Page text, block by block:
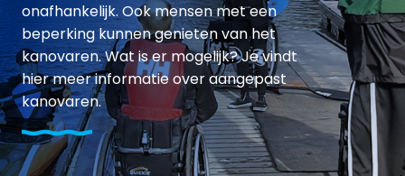
onafhankelijk. Ook mensen met een
beperking kunnen genieten van het
kanovaren. Wat is er mogelijk? Je vindt
hier meer informatie over aangepast
kanovaren.